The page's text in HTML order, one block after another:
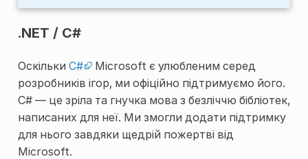
.NET / C#
Оскільки C#
Microsoft є улюбленим серед
розробників ігор, ми офіційно підтримуємо його.
C# — це зріла та гнучка мова з безліччю бібліотек,
написаних для неї. Ми змогли додати підтримку
для нього завдяки щедрій пожертві від
Microsoft.